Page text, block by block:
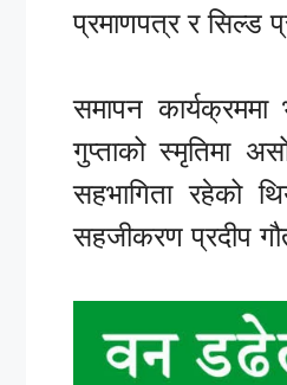
प्रमाणपत्र र सिल्ड
समापन कार्यक्रममा
गुप्ताको स्मृतिमा
सहभागिता रहेको
सहजीकरण प्रदीप